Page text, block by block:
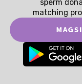
sperm
matching